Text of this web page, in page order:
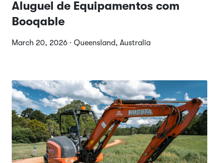
Aluguel de Equipamentos com
Booqable
March 20, 2026 · Queensland, Australia